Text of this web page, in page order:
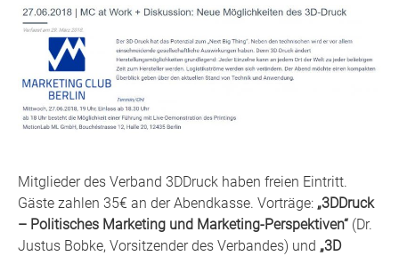
Mitglieder des Verband 3DDruck haben freien Eintritt.
Gäste zahlen 35€ an der Abendkasse. Vorträge: „3DDruck
– Politisches Marketing und Marketing-Perspektiven“ (Dr.
Justus Bobke, Vorsitzender des Verbandes) und „3D